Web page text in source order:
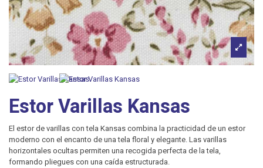
Estor Varillas Kansas
El estor de varillas con tela Kansas combina la practicidad de un estor
moderno con el encanto de una tela floral y elegante. Las varillas
horizontales ocultas permiten una recogida perfecta de la tela,
formando pliegues con una caída estructurada.